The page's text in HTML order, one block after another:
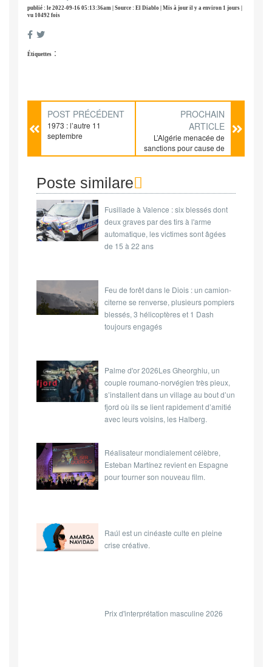
publié : le 2022-09-16 05:13:36am | Source : El Diablo | Mis à jour il y a environ 1 jours |
vu 10492 fois
Étiquettes :
POST PRÉCÉDENT
1973 : l’autre 11
septembre
PROCHAIN
ARTICLE
L’Algérie menacée de
sanctions pour cause de
liens militaires avec la
Poste similare
Fusillade à Valence : six blessés dont
deux graves par des tirs à l'arme
automatique, les victimes sont âgées
de 15 à 22 ans
Feu de forêt dans le Diois : un camion-
citerne se renverse, plusieurs pompiers
blessés, 3 hélicoptères et 1 Dash
toujours engagés
Palme d'or 2026Les Gheorghiu, un
couple roumano-norvégien très pieux,
s’installent dans un village au bout d’un
fjord où ils se lient rapidement d’amitié
avec leurs voisins, les Halberg.
Réalisateur mondialement célèbre,
Esteban Martínez revient en Espagne
pour tourner son nouveau film.
Raúl est un cinéaste culte en pleine
crise créative.
Prix d'interprétation masculine 2026